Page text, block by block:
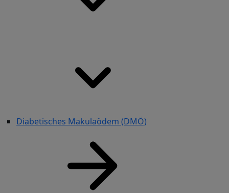
Diabetisches Makulaödem (DMÖ)